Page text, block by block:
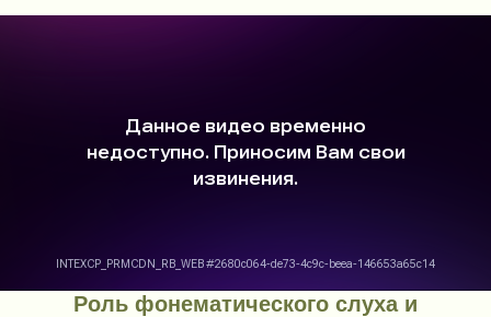
Роль фонематического слуха и